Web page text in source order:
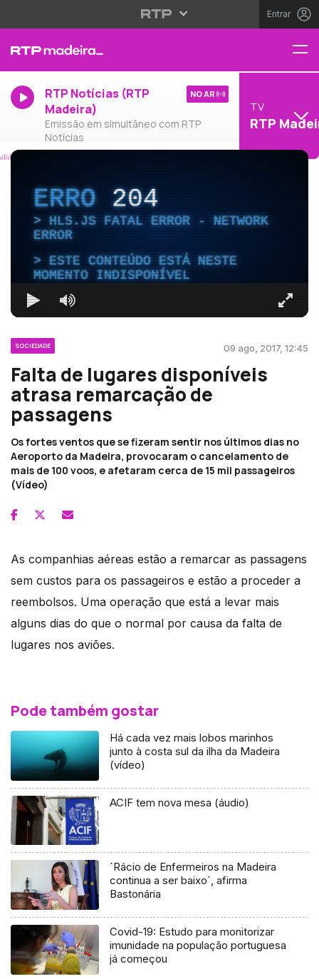
Entrar
RTP Notícias (RTP
Madeira)
Emissão em simultâneo com RTP
Notícias
NO AR
TV
RTP
ERRO204
HLS.JS FATAL ERROR - NETWORK
ERROR
ESTE CONTEÚDO ESTÁ NESTE
MOMENTO INDISPONÍVEL
SOCIEDADE 09 ago, 2017, 12:45
Falta de lugares disponíveis
atrasa remarcação de
passagens
Os fortes ventos que se fizeram sentir nos últimos dias no
Aeroporto da Madeira, provocaram o cancelamento de
mais de 100 voos, e afetaram cerca de 15 mil passageiros
(Vídeo)
As companhias aéreas estão a remarcar as passagens
sem custos para os passageiros e estão a proceder a
reembolsos. Uma operação que está a levar mais
alguns dias do que o normal por causa da falta de
lugares nos aviões.
Pode também gostar
Há cada vez mais lobos marinhos
junto à costa sul da ilha da Madeira
(vídeo)
ACIF tem nova mesa (áudio)
`Rácio de Enfermeiros na Madeira
continua a ser baixo`, afirma
Bastonária
Covid-19: Estudo para monitorizar
imunidade na população portuguesa
já começou